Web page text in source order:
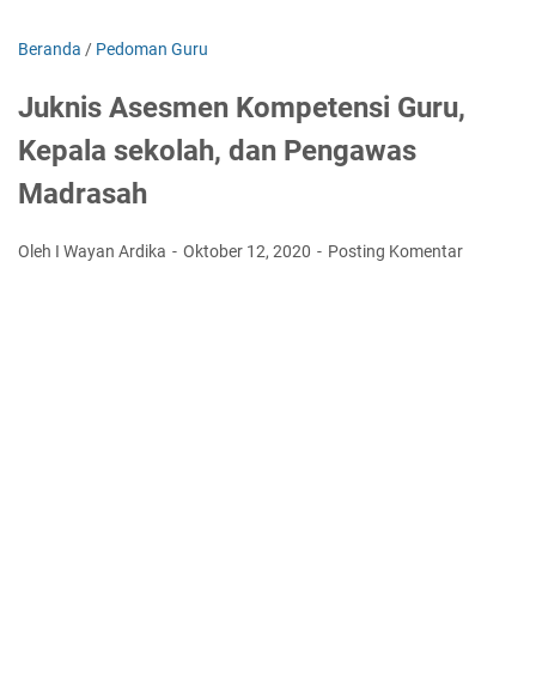
Beranda / Pedoman Guru
Juknis Asesmen Kompetensi Guru,
Kepala sekolah, dan Pengawas
Madrasah
Oleh I Wayan Ardika Oktober 12, 2020 Posting Komentar